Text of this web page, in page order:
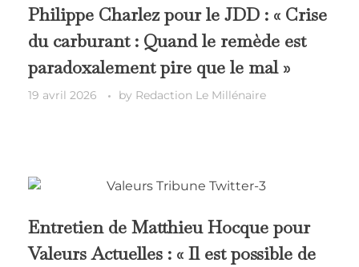
Philippe Charlez pour le JDD : « Crise
du carburant : Quand le remède est
paradoxalement pire que le mal »
19 avril 2026 by Redaction Le Millénaire
Entretien de Matthieu Hocque pour
Valeurs Actuelles : « Il est possible de